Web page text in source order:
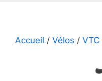
Accueil / Vélos / VTC